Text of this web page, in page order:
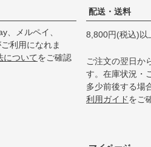
、メルペイ、
利用になれま
についてをご確認
配送・送料
8,800円(税込)以
ご注文の翌日か
す。在庫状況・
多少前後する場
利用ガイドをご